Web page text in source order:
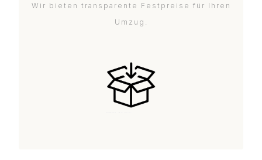
Wir bieten transparente Festpreise für Ihren
Umzug.